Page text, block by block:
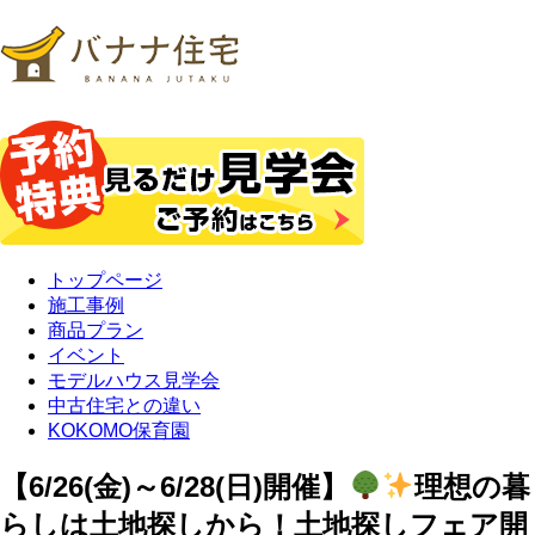
トップページ
施工事例
商品プラン
イベント
モデルハウス見学会
中古住宅との違い
KOKOMO保育園
【6/26(金)～6/28(日)開催】
理想の暮
らしは土地探しから！土地探しフェア開